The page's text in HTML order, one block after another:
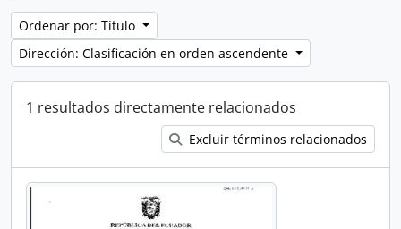
Ordenar por: Título
Dirección: Clasificación en orden ascendente
1 resultados directamente relacionados
Excluir términos relacionados